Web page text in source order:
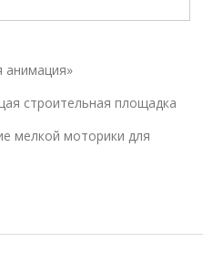
анимация»
строительная площадка
мелкой моторики для